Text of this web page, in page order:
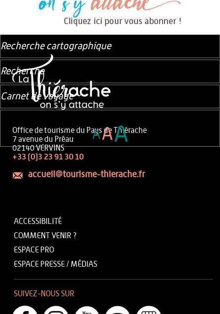
Office de tourisme du Pays de Thiérache
7 avenue du Préau
02140 VERVINS
+33 (0)3 23 91 30 10
accueil@tourisme-thierache.fr
ACCESSIBILITÉ
COMMENT VENIR ?
ESPACE PRO
ESPACE PRESSE / MÉDIAS
SUIVEZ-NOUS SUR
Recherche cartographique
Recherche
Carnet de voyage
AAA